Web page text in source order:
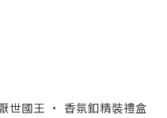
世國王 · 香氛釦精裝禮盒